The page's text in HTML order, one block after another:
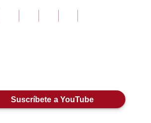
Suscríbete a YouTube